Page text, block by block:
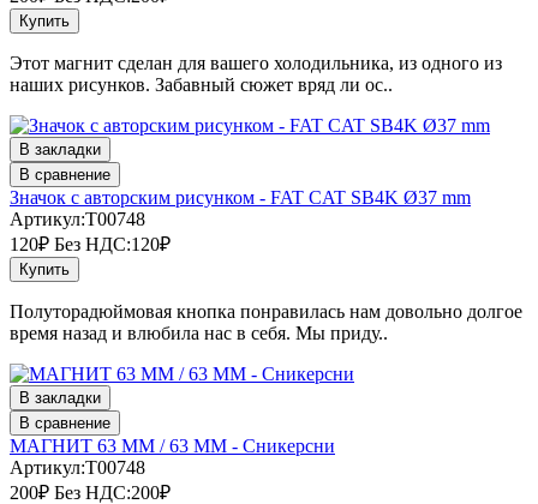
Купить
Этот магнит сделан для вашего холодильника, из одного из
наших рисунков. Забавный сюжет вряд ли ос..
В закладки
В сравнение
Значок с авторским рисунком - FAT CAT SB4K Ø37 mm
Артикул:T00748
120₽ Без НДС:120₽
Купить
Полуторадюймовая кнопка понравилась нам довольно долгое
время назад и влюбила нас в себя. Мы приду..
В закладки
В сравнение
МАГНИТ 63 ММ / 63 ММ - Сникерсни
Артикул:T00748
200₽ Без НДС:200₽